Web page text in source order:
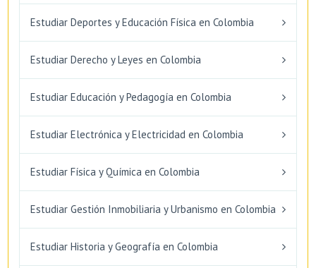
Estudiar Deportes y Educación Física en Colombia
Estudiar Derecho y Leyes en Colombia
Estudiar Educación y Pedagogía en Colombia
Estudiar Electrónica y Electricidad en Colombia
Estudiar Física y Química en Colombia
Estudiar Gestión Inmobiliaria y Urbanismo en Colombia
Estudiar Historia y Geografía en Colombia